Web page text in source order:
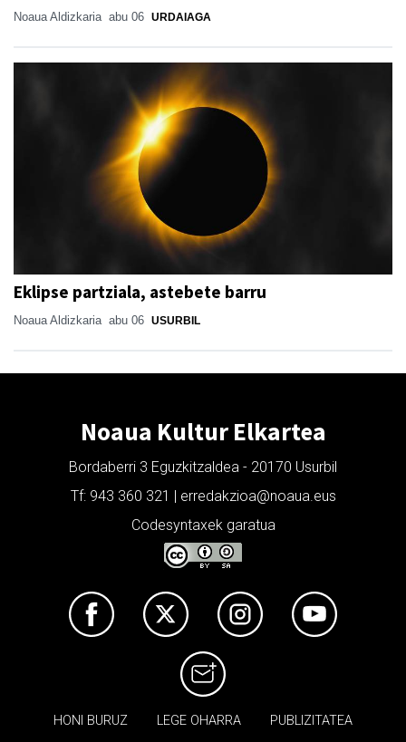
Noaua Aldizkaria abu 06 URDAIAGA
Eklipse partziala, astebete barru
Noaua Aldizkaria abu 06 USURBIL
Noaua Kultur Elkartea
Bordaberri 3 Eguzkitzaldea - 20170 Usurbil
Tf: 943 360 321 | erredakzioa@noaua.eus
Codesyntaxek garatua
HONI BURUZ LEGE OHARRA PUBLIZITATEA